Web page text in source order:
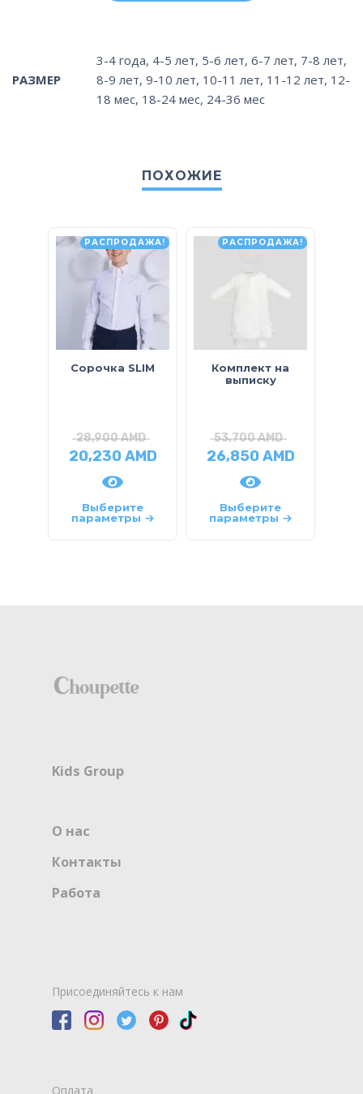
РАЗМЕР
3-4 года, 4-5 лет, 5-6 лет, 6-7 лет, 7-8 лет,
8-9 лет, 9-10 лет, 10-11 лет, 11-12 лет, 12-
18 мес, 18-24 мес, 24-36 мес
ПОХОЖИЕ
РАСПРОДАЖА!
Сорочка SLIM
28,900AMD
20,230AMD
Выберите
параметры
РАСПРОДАЖА!
Комплект на
выписку
53,700AMD
26,850AMD
Выберите
параметры
Kids Group
О нас
Контакты
Работа
Присоединяйтесь к нам
Оплата